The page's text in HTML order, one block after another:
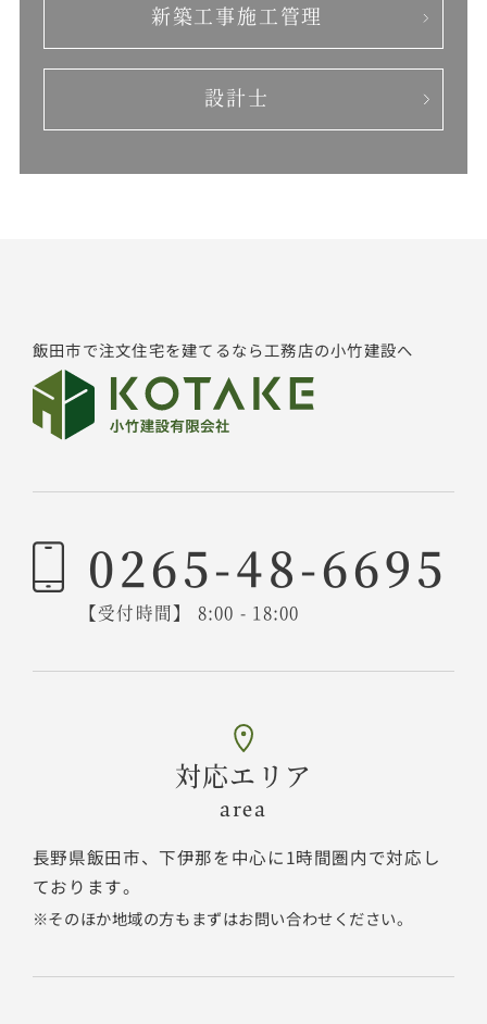
新築工事施工管理
設計士
飯田市で注文住宅を建てるなら工務店の小竹建設へ
0265-48-6695
【受付時間】 8:00 - 18:00
対応エリア
area
長野県飯田市、下伊那を中心に1時間圏内で対応し
ております。
そのほか地域の方もまずはお問い合わせください。